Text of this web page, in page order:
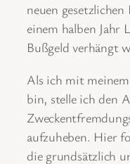
neuen
einem halben Jahr
Bußgeld verhängt
Als ich mit
bin, stelle ich den
aufzuheben. Hier
die grundsätzlich